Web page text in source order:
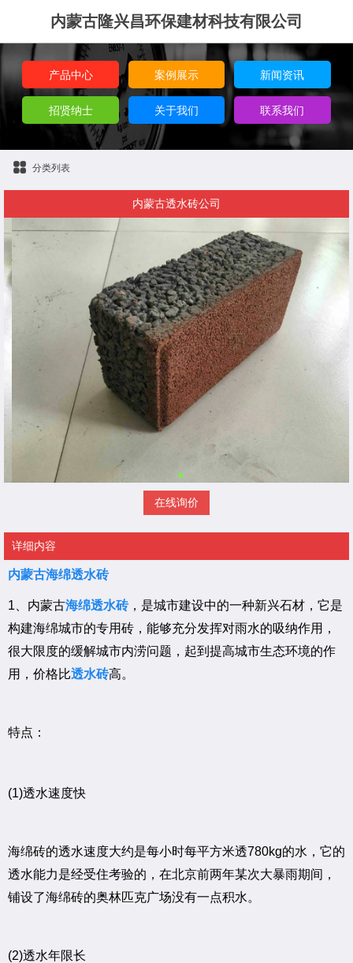
内蒙古隆兴昌环保建材科技有限公司
产品中心 案例展示 新闻资讯
招贤纳士 关于我们 联系我们
分类列表
内蒙古透水砖公司
在线询价
详细内容
内蒙古海绵透水砖
1、内蒙古海绵透水砖，是城市建设中的一种新兴石材，它是
构建海绵城市的专用砖，能够充分发挥对雨水的吸纳作用，
很大限度的缓解城市内涝问题，起到提高城市生态环境的作
用，价格比透水砖高。
特点：
(1)透水速度快
海绵砖的透水速度大约是每小时每平方米透780kg的水，它的
透水能力是经受住考验的，在北京前两年某次大暴雨期间，
铺设了海绵砖的奥林匹克广场没有一点积水。
(2)透水年限长